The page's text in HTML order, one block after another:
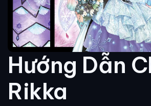
Hướng Dẫn
Rikka